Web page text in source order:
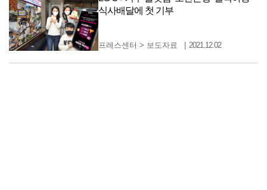
식사배달에 첫 기부
프레스센터 > 보도자료 2021.12.02